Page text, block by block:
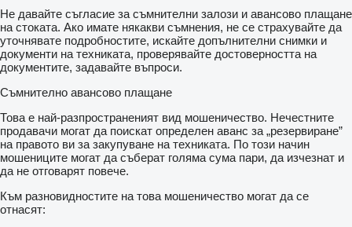
Не давайте съгласие за съмнителни залози и авансово плащане
на стоката. Ако имате някакви съмнения, не се страхувайте да
уточнявате подробностите, искайте допълнителни снимки и
документи на техниката, проверявайте достоверността на
документите, задавайте въпроси.
Съмнително авансово плащане
Това е най-разпространеният вид мошеничество. Нечестните
продавачи могат да поискат определен аванс за „резервиране”
на правото ви за закупуване на техниката. По този начин
мошениците могат да съберат голяма сума пари, да изчезнат и
да не отговарят повече.
Към разновидностите на това мошеничество могат да се
отнасят: